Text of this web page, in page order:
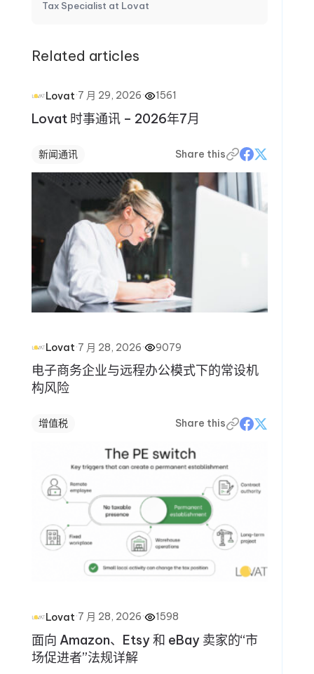
Tax Specialist at Lovat
Related articles
Lovat·7 月 29, 2026· 1561
Lovat 时事通讯 – 2026年7月
新闻通讯 Share this
Lovat·7 月 28, 2026· 9079
电子商务企业与远程办公模式下的常设机
构风险
增值税 Share this
Lovat·7 月 28, 2026· 1598
面向 Amazon、Etsy 和 eBay 卖家的“市
场促进者”法规详解